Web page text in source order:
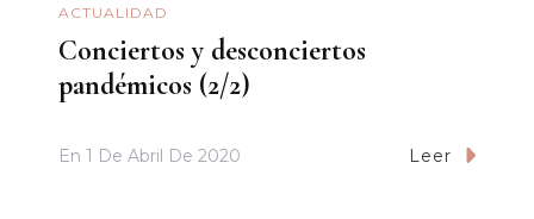
ACTUALIDAD
Conciertos y desconciertos
pandémicos (2/2)
En 1 De Abril De 2020 Leer